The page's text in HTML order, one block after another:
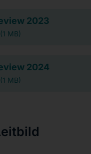
2023
MB)
2024
MB)